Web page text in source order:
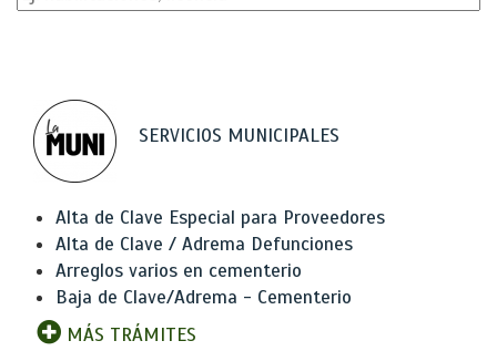
SERVICIOS MUNICIPALES
Alta de Clave Especial para Proveedores
Alta de Clave / Adrema Defunciones
Arreglos varios en cementerio
Baja de Clave/Adrema - Cementerio
MÁS TRÁMITES